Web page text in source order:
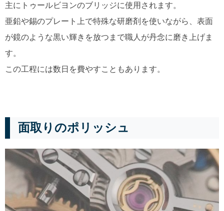
主にトゥールビヨンのブリッジに使用されます。
亜鉛や錫のプレート上で特殊な研磨剤を使いながら、表面
が鏡のような黒い輝きを放つまで職人が丹念に磨き上げま
す。
この工程には数日を費やすこともあります。
面取りのポリッシュ